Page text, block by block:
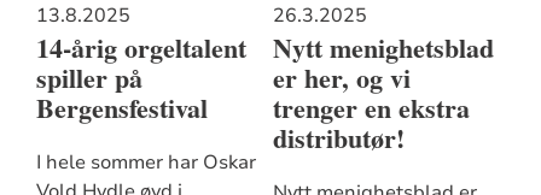
13.8.2025
14-årig orgeltalent
spiller på
Bergensfestival
I hele sommer har Oskar
26.3.2025
Nytt menighetsblad
er her, og vi
trenger en ekstra
distributør!